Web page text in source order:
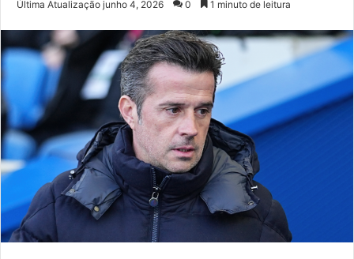
mail
Última Atualização junho 4, 2026 0 1 minuto de leitura